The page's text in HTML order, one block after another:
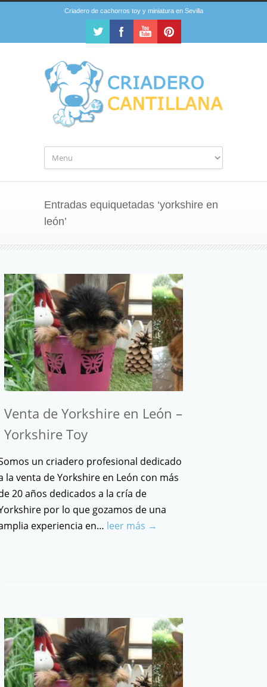
Criadero de cachorros toy y miniatura en Sevilla
Entradas equiquetadas ‘yorkshire en
león’
Venta de Yorkshire en León –
Yorkshire Toy
un criadero profesional dedicado
la venta de Yorkshire en León con más
20 años dedicados a la cría de
por lo que gozamos de una
experiencia en… leer más →